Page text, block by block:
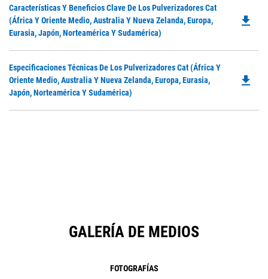
Características Y Beneficios Clave De Los Pulverizadores Cat
(África Y Oriente Medio, Australia Y Nueva Zelanda, Europa,
Eurasia, Japón, Norteamérica Y Sudamérica)
file_download
Especificaciones Técnicas De Los Pulverizadores Cat (África Y
Oriente Medio, Australia Y Nueva Zelanda, Europa, Eurasia,
Japón, Norteamérica Y Sudamérica)
file_download
GALERÍA DE MEDIOS
FOTOGRAFÍAS